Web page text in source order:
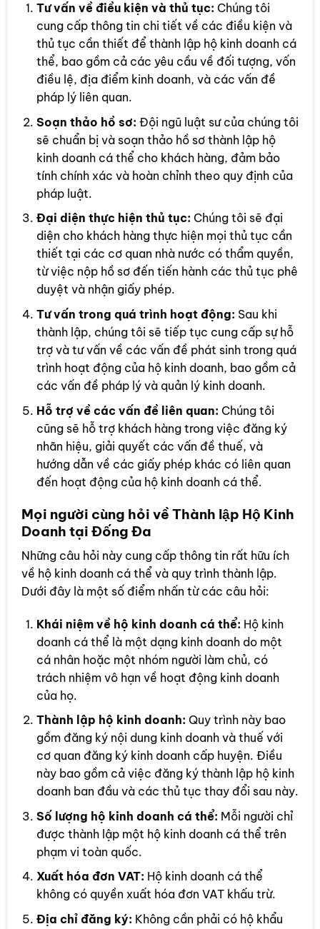
Tư vấn về điều kiện và thủ tục: Chúng tôi
cung cấp thông tin chi tiết về các điều kiện và
thủ tục cần thiết để thành lập hộ kinh doanh cá
thể, bao gồm cả các yêu cầu về đối tượng, vốn
điều lệ, địa điểm kinh doanh, và các vấn đề
pháp lý liên quan.
Soạn thảo hồ sơ: Đội ngũ luật sư của chúng tôi
sẽ chuẩn bị và soạn thảo hồ sơ thành lập hộ
kinh doanh cá thể cho khách hàng, đảm bảo
tính chính xác và hoàn chỉnh theo quy định của
pháp luật.
Đại diện thực hiện thủ tục: Chúng tôi sẽ đại
diện cho khách hàng thực hiện mọi thủ tục cần
thiết tại các cơ quan nhà nước có thẩm quyền,
từ việc nộp hồ sơ đến tiến hành các thủ tục phê
duyệt và nhận giấy phép.
Tư vấn trong quá trình hoạt động: Sau khi
thành lập, chúng tôi sẽ tiếp tục cung cấp sự hỗ
trợ và tư vấn về các vấn đề phát sinh trong quá
trình hoạt động của hộ kinh doanh, bao gồm cả
các vấn đề pháp lý và quản lý kinh doanh.
Hỗ trợ về các vấn đề liên quan: Chúng tôi
cũng sẽ hỗ trợ khách hàng trong việc đăng ký
nhãn hiệu, giải quyết các vấn đề thuế, và
hướng dẫn về các giấy phép khác có liên quan
đến hoạt động của hộ kinh doanh cá thể.
Mọi người cùng hỏi về Thành lập Hộ Kinh
Doanh tại Đống Đa
Những câu hỏi này cung cấp thông tin rất hữu ích
về hộ kinh doanh cá thể và quy trình thành lập.
Dưới đây là một số điểm nhấn từ các câu hỏi:
Khái niệm về hộ kinh doanh cá thể: Hộ kinh
doanh cá thể là một dạng kinh doanh do một
cá nhân hoặc một nhóm người làm chủ, có
trách nhiệm vô hạn về hoạt động kinh doanh
của họ.
Thành lập hộ kinh doanh: Quy trình này bao
gồm đăng ký nội dung kinh doanh và thuế với
cơ quan đăng ký kinh doanh cấp huyện. Điều
này bao gồm cả việc đăng ký thành lập hộ kinh
doanh ban đầu và các thủ tục thay đổi sau này.
Số lượng hộ kinh doanh cá thể: Mỗi người chỉ
được thành lập một hộ kinh doanh cá thể trên
phạm vi toàn quốc.
Xuất hóa đơn VAT: Hộ kinh doanh cá thể
không có quyền xuất hóa đơn VAT khấu trừ.
Địa chỉ đăng ký: Không cần phải có hộ khẩu